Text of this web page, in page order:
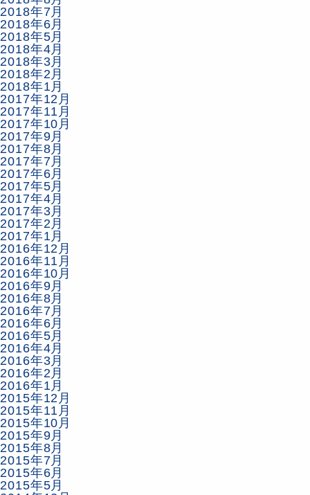
2018年7月
2018年6月
2018年5月
2018年4月
2018年3月
2018年2月
2018年1月
2017年12月
2017年11月
2017年10月
2017年9月
2017年8月
2017年7月
2017年6月
2017年5月
2017年4月
2017年3月
2017年2月
2017年1月
2016年12月
2016年11月
2016年10月
2016年9月
2016年8月
2016年7月
2016年6月
2016年5月
2016年4月
2016年3月
2016年2月
2016年1月
2015年12月
2015年11月
2015年10月
2015年9月
2015年8月
2015年7月
2015年6月
2015年5月